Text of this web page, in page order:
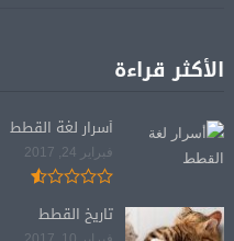
الأكثر قراءة
أسرار لغة القطط
فبراير 24, 2017
تاريخ القطط